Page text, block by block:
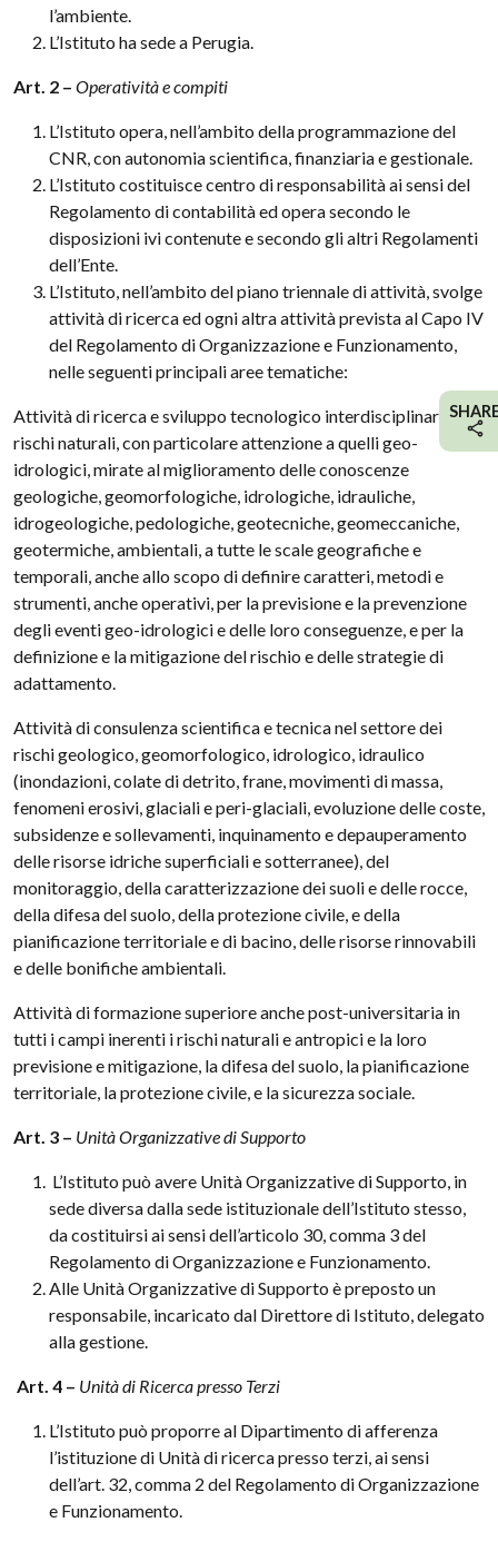
l’ambiente.
L’Istituto ha sede a Perugia.
Art. 2 – Operatività e compiti
L’Istituto opera, nell’ambito della programmazione del
CNR, con autonomia scientifica, finanziaria e gestionale.
L’Istituto costituisce centro di responsabilità ai sensi del
Regolamento di contabilità ed opera secondo le
disposizioni ivi contenute e secondo gli altri Regolamenti
dell’Ente.
L’Istituto, nell’ambito del piano triennale di attività, svolge
attività di ricerca ed ogni altra attività prevista al Capo IV
del Regolamento di Organizzazione e Funzionamento,
nelle seguenti principali aree tematiche:
Attività di ricerca e sviluppo tecnologico interdisciplinari sui
rischi naturali, con particolare attenzione a quelli geo-
idrologici, mirate al miglioramento delle conoscenze
geologiche, geomorfologiche, idrologiche, idrauliche,
idrogeologiche, pedologiche, geotecniche, geomeccaniche,
geotermiche, ambientali, a tutte le scale geografiche e
temporali, anche allo scopo di definire caratteri, metodi e
strumenti, anche operativi, per la previsione e la prevenzione
degli eventi geo-idrologici e delle loro conseguenze, e per la
definizione e la mitigazione del rischio e delle strategie di
adattamento.
Attività di consulenza scientifica e tecnica nel settore dei
rischi geologico, geomorfologico, idrologico, idraulico
(inondazioni, colate di detrito, frane, movimenti di massa,
fenomeni erosivi, glaciali e peri-glaciali, evoluzione delle coste,
subsidenze e sollevamenti, inquinamento e depauperamento
delle risorse idriche superficiali e sotterranee), del
monitoraggio, della caratterizzazione dei suoli e delle rocce,
della difesa del suolo, della protezione civile, e della
pianificazione territoriale e di bacino, delle risorse rinnovabili
e delle bonifiche ambientali.
Attività di formazione superiore anche post-universitaria in
tutti i campi inerenti i rischi naturali e antropici e la loro
previsione e mitigazione, la difesa del suolo, la pianificazione
territoriale, la protezione civile, e la sicurezza sociale.
Art. 3 – Unità Organizzative di Supporto
L’Istituto può avere Unità Organizzative di Supporto, in
sede diversa dalla sede istituzionale dell’Istituto stesso,
da costituirsi ai sensi dell’articolo 30, comma 3 del
Regolamento di Organizzazione e Funzionamento.
Alle Unità Organizzative di Supporto è preposto un
responsabile, incaricato dal Direttore di Istituto, delegato
alla gestione.
Art. 4 – Unità di Ricerca presso Terzi
L’Istituto può proporre al Dipartimento di afferenza
l’istituzione di Unità di ricerca presso terzi, ai sensi
dell’art. 32, comma 2 del Regolamento di Organizzazione
e Funzionamento.